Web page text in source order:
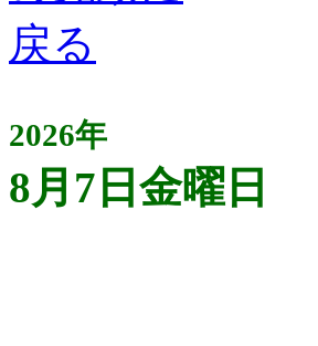
2026年
8月7日金曜日